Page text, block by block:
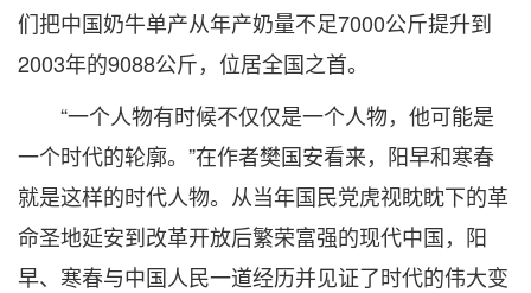
们把中国奶牛单产从年产奶量不足7000公斤提升到
2003年的9088公斤，位居全国之首。
“一个人物有时候不仅仅是一个人物，他可能是
一个时代的轮廓。”在作者樊国安看来，阳早和寒春
就是这样的时代人物。从当年国民党虎视眈眈下的革
命圣地延安到改革开放后繁荣富强的现代中国，阳
早、寒春与中国人民一道经历并见证了时代的伟大变